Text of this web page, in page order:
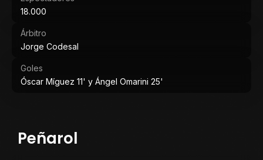
18.000
Árbitro
Jorge Codesal
Goles
Óscar Míguez 11' y Ángel Omarini 25'
Peñarol